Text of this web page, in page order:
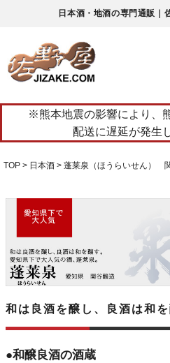
日本酒・地酒の専門通販
※熊本地震の影響により、
配送に遅延が発生
TOP 日本酒 蓬莱泉（ほうらいせん）
和は良酒を醸し、良酒は和を
●和醸良酒の酒蔵